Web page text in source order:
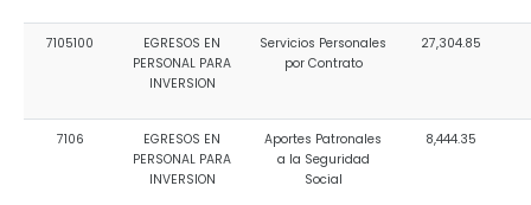
7105100
EGRESOS EN
PERSONAL PARA
INVERSION
Servicios Personales
por Contrato
27,304.85
7106
EGRESOS EN
PERSONAL PARA
INVERSION
Aportes Patronales
a la Seguridad
Social
8,444.35